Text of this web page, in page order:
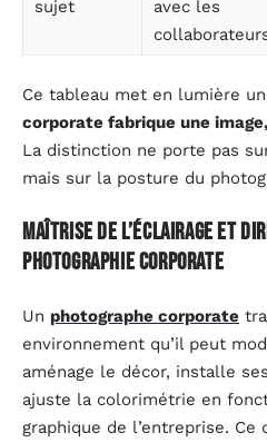
sujet
avec les
Ce tableau met en lumière
corporate fabrique une
La distinction ne porte pas
mais sur la posture du
Maîtrise de l’éclairage et
photographie corporate
Un photographe corporate
environnement qu’il peut
aménage le décor, installe
ajuste la colorimétrie en
graphique de l’entreprise.